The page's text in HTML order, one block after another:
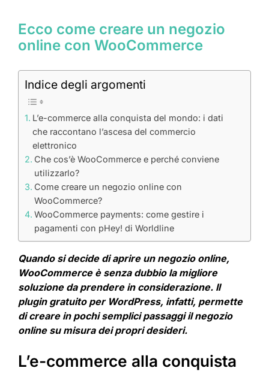
Ecco come creare un negozio
online con WooCommerce
Indice degli argomenti
L’e-commerce alla conquista del mondo: i dati
che raccontano l’ascesa del commercio
elettronico
Che cos’è WooCommerce e perché conviene
utilizzarlo?
Come creare un negozio online con
WooCommerce?
WooCommerce payments: come gestire i
pagamenti con pHey! di Worldline
Quando si decide di aprire un negozio online,
WooCommerce è senza dubbio la migliore
soluzione da prendere in considerazione. Il
plugin gratuito per WordPress, infatti, permette
di creare in pochi semplici passaggi il negozio
online su misura dei propri desideri.
L’e-commerce alla conquista